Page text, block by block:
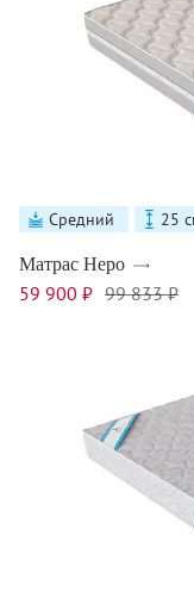
Средний 25
Матрас Неро
59 900 ₽ 99 833 ₽